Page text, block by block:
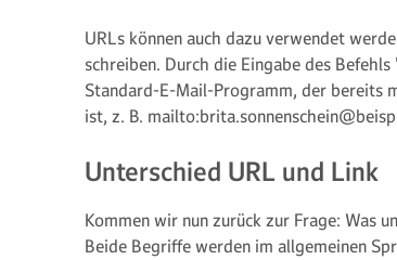
URLs können auch dazu verwendet
schreiben. Durch die Eingabe des
Standard-E-Mail-Programm, der bereits
ist, z. B.
Unterschied URL und Link
Kommen wir nun zurück zur Frage: Was
Beide Begriffe werden im allgemeinen